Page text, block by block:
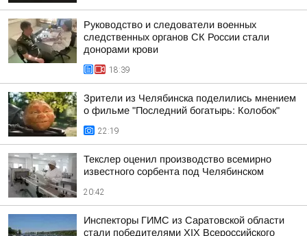
Руководство и следователи военных
следственных органов СК России стали
донорами крови
18:39
Зрители из Челябинска поделились мнением
о фильме "Последний богатырь: Колобок"
22:19
Текслер оценил производство всемирно
известного сорбента под Челябинском
20:42
Инспекторы ГИМС из Саратовской области
стали победителями XIX Всероссийского